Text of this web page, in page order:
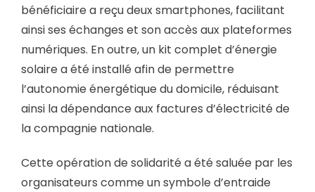
bénéficiaire a reçu deux smartphones, facilitant
ainsi ses échanges et son accès aux plateformes
numériques. En outre, un kit complet d’énergie
solaire a été installé afin de permettre
l’autonomie énergétique du domicile, réduisant
ainsi la dépendance aux factures d’électricité de
la compagnie nationale.
Cette opération de solidarité a été saluée par les
organisateurs comme un symbole d’entraide